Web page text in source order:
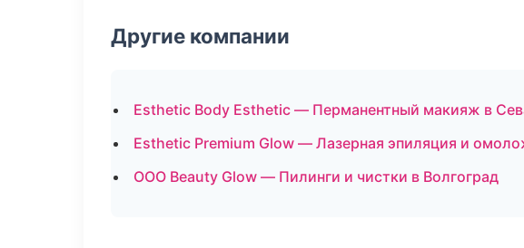
Другие компании
Esthetic Body Esthetic — Перманентный макияж в
Esthetic Premium Glow — Лазерная эпиляция и
ООО Beauty Glow — Пилинги и чистки в Волгоград